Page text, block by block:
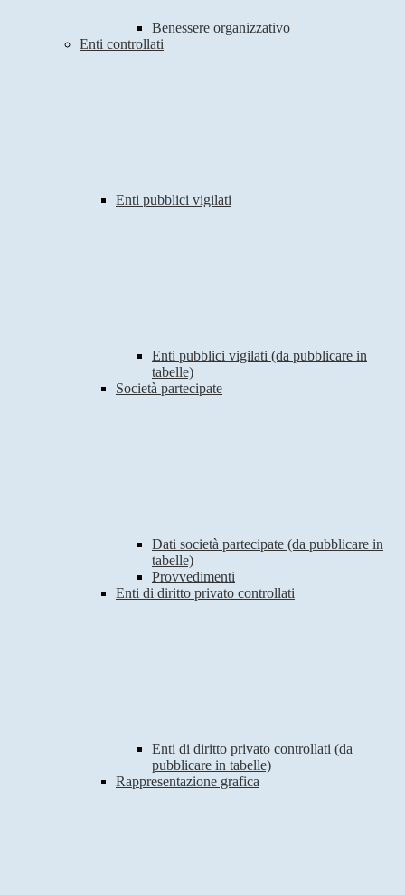
Benessere organizzativo
Enti controllati
Enti pubblici vigilati
Enti pubblici vigilati (da pubblicare in
tabelle)
Società partecipate
Dati società partecipate (da pubblicare in
tabelle)
Provvedimenti
Enti di diritto privato controllati
Enti di diritto privato controllati (da
pubblicare in tabelle)
Rappresentazione grafica